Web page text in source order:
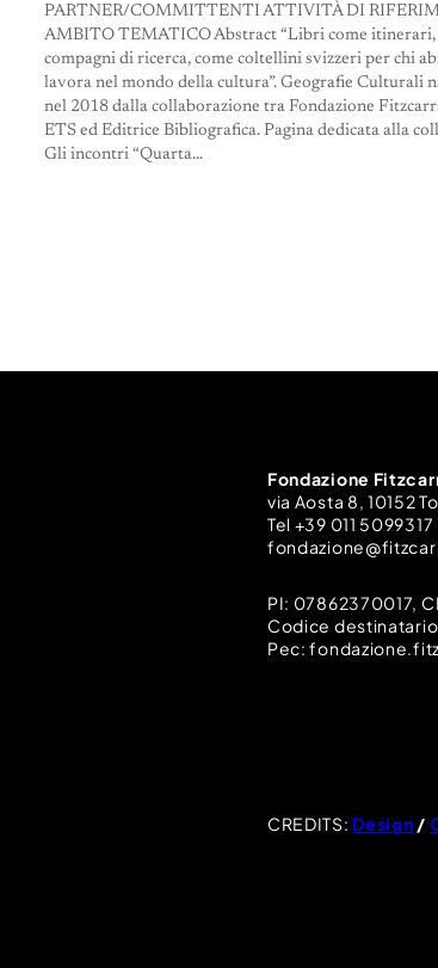
PARTNER/COMMITTENTI ATTIVITÀ DI
AMBITO TEMATICO Abstract “Libri come itinerari,
compagni di ricerca, come coltellini svizzeri per chi
lavora nel mondo della cultura”. Geografie Culturali
nel 2018 dalla collaborazione tra Fondazione
ETS ed Editrice Bibliografica. Pagina dedicata alla
Gli incontri “Quarta…
Fondazione
via Aosta 8, 10152
Tel +39 011 5099317
PI: 07862370017,
Codice destinatario
Pec:
CREDITS: Design /